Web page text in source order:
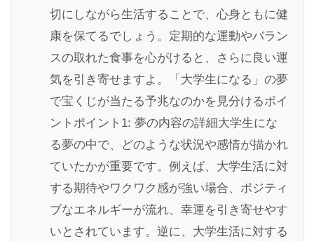
切にしながら生活することで、心身ともに健
康を保てるでしょう。定期的な運動やバラン
スの取れた食事を心がけると、さらに良い運
気を引き寄せますよ。「大学生になる」の夢
で宝くじが当たる予兆なのかを見分けるポイ
ントポイント1: 夢の内容の詳細大学生にな
る夢の中で、どのような状況や感情が描かれ
ていたかが重要です。例えば、大学生活に対
する期待やワクワク感が強い場合、ポジティ
ブなエネルギーが流れ、幸運を引き寄せやす
いとされています。逆に、大学生活に対する